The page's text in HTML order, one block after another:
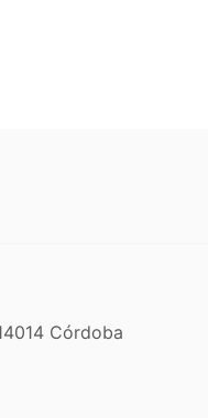
Córdoba